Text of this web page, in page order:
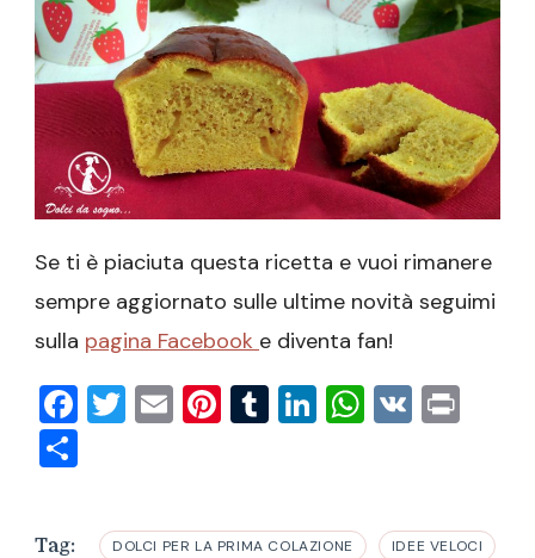
Se ti è piaciuta questa ricetta e vuoi rimanere
sempre aggiornato sulle ultime novità seguimi
sulla pagina Facebook e diventa fan!
Facebook
Twitter
EmailPinterest
Tumblr
LinkedIn
VK
Tag: DOLCI PER LA PRIMA COLAZIONE IDEE VELOCI